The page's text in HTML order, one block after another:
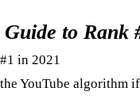
to Rank
in 2021
YouTube algorithm